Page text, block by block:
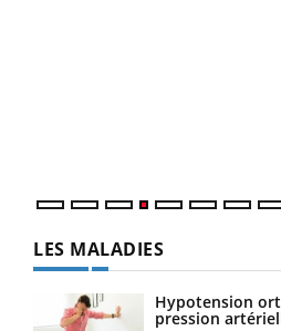
LES MALADIES
Hypotension
pression